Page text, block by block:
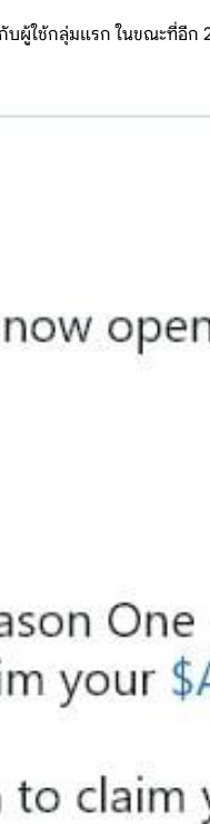
ผู้ใช้กลุ่มแรก ในขณะที่อีก